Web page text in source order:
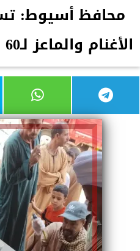
الأغنام والماعز لـ60 أسرة بقرية الفيمـا